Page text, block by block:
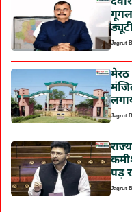
गूगल
Jagrut
मेरठ
Jagrut
पड़
Jagrut